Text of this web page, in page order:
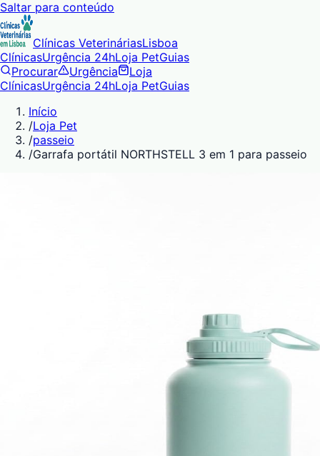
Saltar para conteúdo
Clínicas VeterináriasLisboa
ClínicasUrgência 24hLoja PetGuias
Procurar
Urgência
Loja
ClínicasUrgência 24hLoja PetGuias
Início
/Loja Pet
/passeio
/Garrafa portátil NORTHSTELL 3 em 1 para passeio